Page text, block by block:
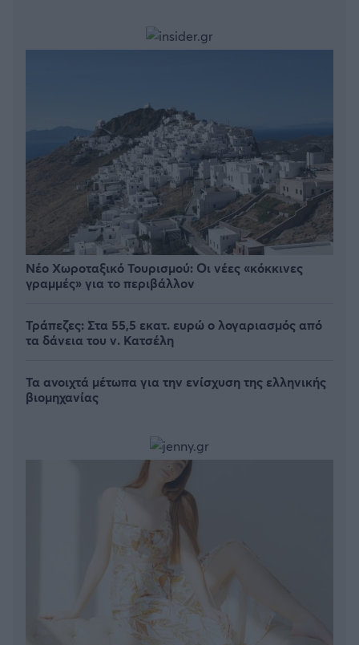
Νέο Χωροταξικό Τουρισμού: Οι νέες «κόκκινες
γραμμές» για το περιβάλλον
Τράπεζες: Στα 55,5 εκατ. ευρώ ο λογαριασμός από
τα δάνεια του ν. Κατσέλη
Τα ανοιχτά μέτωπα για την ενίσχυση της ελληνικής
βιομηχανίας